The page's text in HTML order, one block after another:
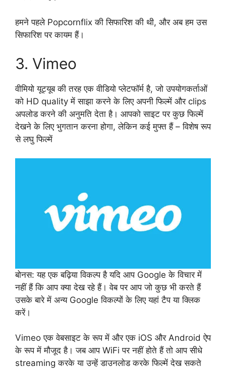
हमने पहले Popcornflix की सिफारिश की थी, और अब हम उस
सिफारिश पर कायम हैं।
3. Vimeo
वीमियो यूट्यूब की तरह एक वीडियो प्लेटफॉर्म है, जो उपयोगकर्ताओं
को HD quality में साझा करने के लिए अपनी फिल्में और clips
अपलोड करने की अनुमति देता है। आपको साइट पर कुछ फिल्में
देखने के लिए भुगतान करना होगा, लेकिन कई मुफ्त हैं – विशेष रूप
से लघु फिल्में
बोनस: यह एक बढ़िया विकल्प है यदि आप Google के विचार में
नहीं हैं कि आप क्या देख रहे हैं। वेब पर आप जो कुछ भी करते हैं
उसके बारे में अन्य Google विकल्पों के लिए यहां टैप या क्लिक
करें।
Vimeo एक वेबसाइट के रूप में और एक iOS और Android ऐप
के रूप में मौजूद है। जब आप WiFi पर नहीं होते हैं तो आप सीधे
streaming करके या उन्हें डाउनलोड करके फिल्में देख सकते